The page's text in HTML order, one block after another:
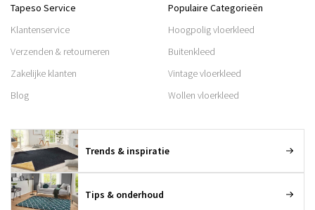
Tapeso Service
Klantenservice
Verzenden & retourneren
Zakelijke klanten
Blog
Populaire Categorieën
Hoogpolig vloerkleed
Buitenkleed
Vintage vloerkleed
Wollen vloerkleed
Trends & inspiratie
Tips & onderhoud